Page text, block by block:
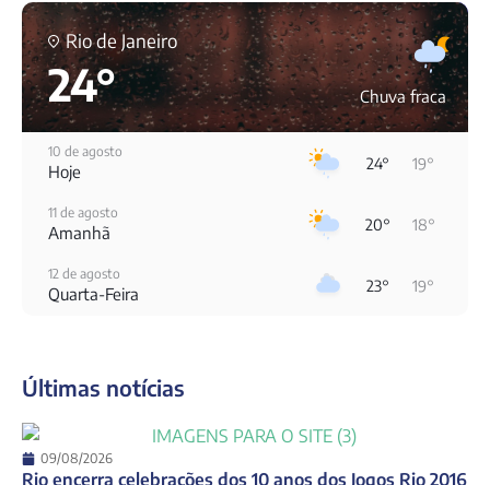
Rio de Janeiro
24° Chuva fraca
10 de agosto
Hoje 24° 19°
11 de agosto
Amanhã 20° 18°
12 de agosto
Quarta-Feira 23° 19°
14 de agosto
15 de agosto
Sábado 21°
Últimas notícias
09/08/2026
Rio encerra celebrações dos 10 anos dos Jogos Rio 2016